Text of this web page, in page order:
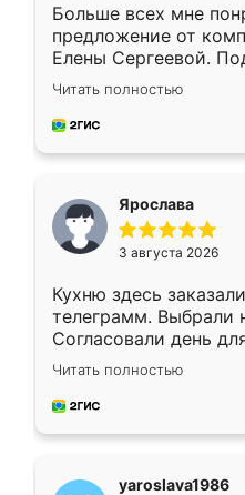
Больше всех мне
предложение от
Елены Сергеевой.
короткие сроки
для замера
предложил по моему
Читать полностью
Ярослава
3 августа 2026
Кухню здесь
телеграмм. Выбрали
Согласовали день
недели кухня была
довольны работой.
мебель за
Читать полностью
yaroslava1986